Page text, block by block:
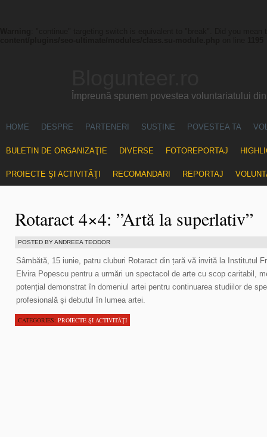
Împreună spunem povestea voluntariatului
HOME DESPRE PARTENERI SUSŢINE POVESTEA TA
BULETIN DE ORGANIZAŢIE DIVERSE FOTOREPORTAJ
PROIECTE ŞI ACTIVITĂŢI RECOMANDARI REPORTAJ
Rotaract 4×4: ”Artă la superlativ”
POSTED BY ANDREEA TEODOR
Sâmbătă, 15 iunie, patru cluburi Rotaract din țară vă invită la Institutul
Elvira Popescu pentru a urmări un spectacol de arte cu scop caritabil,
potențial demonstrat în domeniul artei pentru continuarea studiilor de
profesională și debutul în lumea artei.
CATEGORIES: PROIECTE ŞI ACTIVITĂŢI